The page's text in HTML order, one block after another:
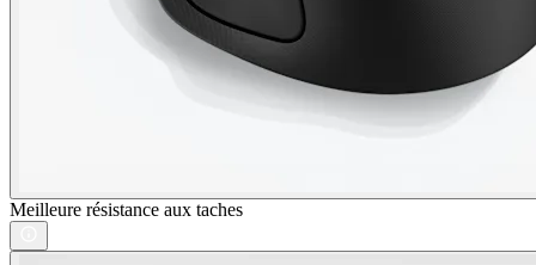
Meilleure résistance aux taches